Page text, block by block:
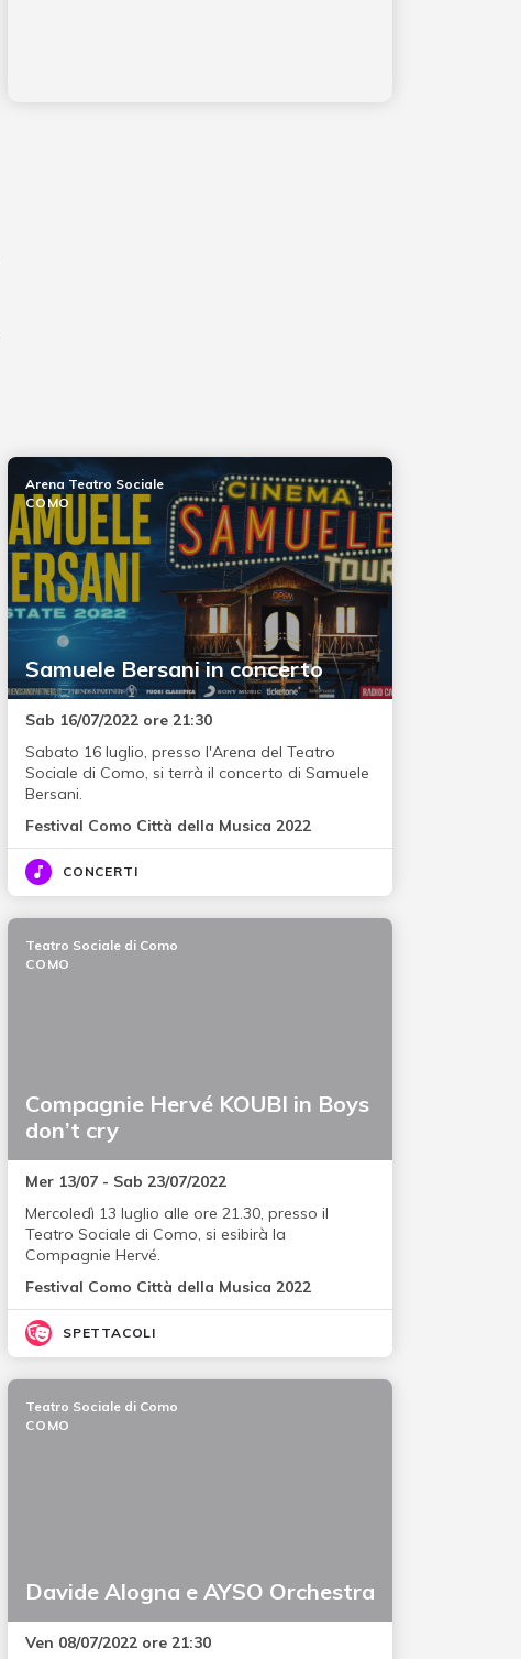
Samuele Bersani in concerto
Arena Teatro Sociale
COMO
Sab 16/07/2022 ore 21:30
Sabato 16 luglio, presso l'Arena del Teatro
Sociale di Como, si terrà il concerto di Samuele
Bersani.
Festival Como Città della Musica 2022
CONCERTI
Compagnie Hervé KOUBI in Boys
don’t cry
Teatro Sociale di Como
COMO
Mer 13/07 - Sab 23/07/2022
Mercoledì 13 luglio alle ore 21.30, presso il
Teatro Sociale di Como, si esibirà la
Compagnie Hervé.
Festival Como Città della Musica 2022
SPETTACOLI
Davide Alogna e AYSO Orchestra
Teatro Sociale di Como
COMO
Ven 08/07/2022 ore 21:30